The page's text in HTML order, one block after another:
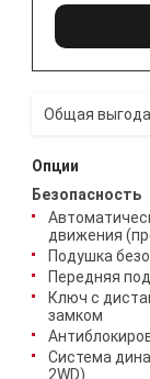
Опции
Безопасность
движения
Подушка
Передняя
Ключ с
замком
Система
2WD)